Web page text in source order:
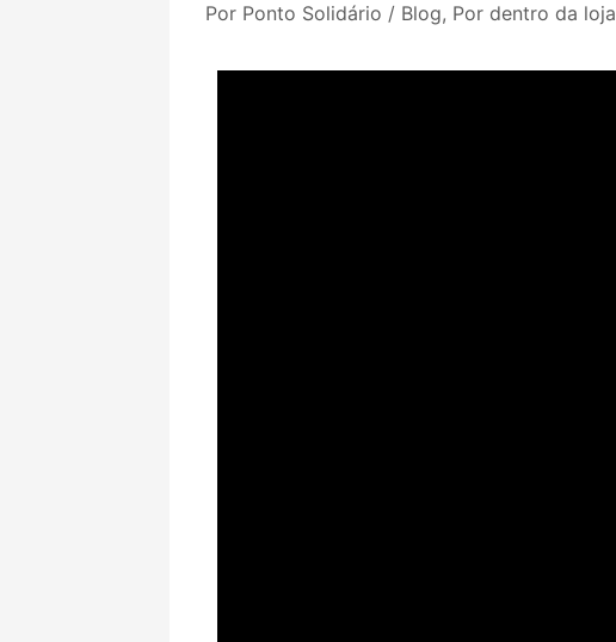
Por Ponto Solidário / Blog, Por dentro da loja